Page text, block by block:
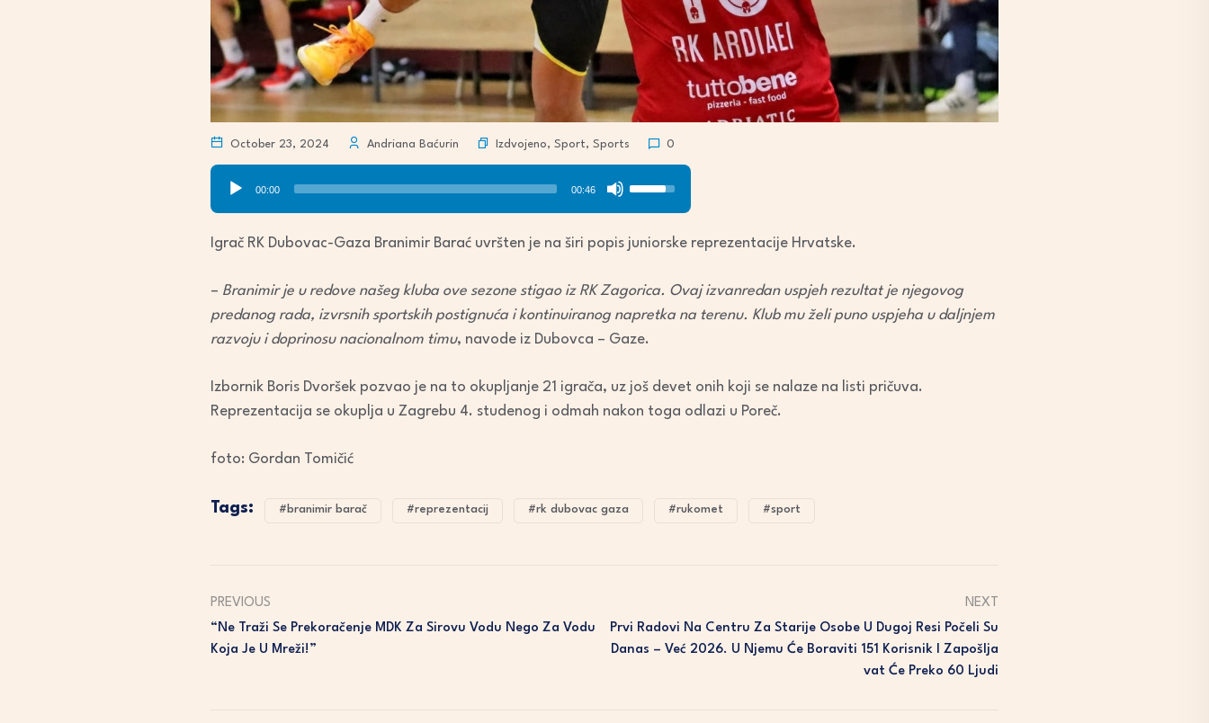
October 23, 2024 Andriana Baćurin Izdvojeno, Sport, Sports 0
Audio
Player
00:00 00:46
Use
Up/Down
keys
increase
or
volume.
Igrač RK Dubovac-Gaza Branimir Barać uvršten je na širi popis juniorske reprezentacije Hrvatske.
– Branimir je u redove našeg kluba ove sezone stigao iz RK Zagorica. Ovaj izvanredan uspjeh rezultat je njegovog
predanog rada, izvrsnih sportskih postignuća i kontinuiranog napretka na terenu. Klub mu želi puno uspjeha u daljnjem
razvoju i doprinosu nacionalnom timu, navode iz Dubovca – Gaze.
Izbornik Boris Dvoršek pozvao je na to okupljanje 21 igrača, uz još devet onih koji se nalaze na listi pričuva.
Reprezentacija se okuplja u Zagrebu 4. studenog i odmah nakon toga odlazi u Poreč.
foto: Gordan Tomičić
Tags: #branimir barač #reprezentacij #rk dubovac gaza #rukomet #sport
PREVIOUS
“Ne Traži Se Prekoračenje MDK Za Sirovu Vodu Nego Za Vodu
Koja Je U Mreži!”
NEXT
Prvi Radovi Na Centru Za Starije Osobe U Dugoj Resi Počeli Su
Danas – Već 2026. U Njemu Će Boraviti 151 Korisnik I Zapošlja
Vat Će Preko 60 Ljudi